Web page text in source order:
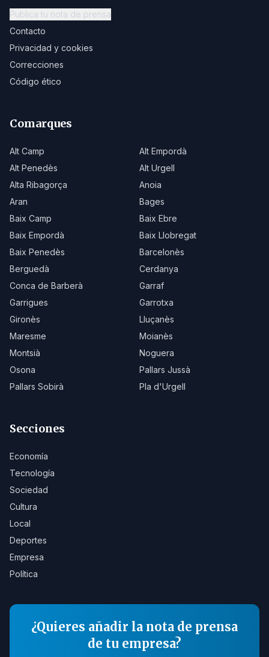
Publica tu nota de prensa
Contacto
Privacidad y cookies
Correcciones
Código ético
Comarques
Alt Camp
Alt Empordà
Alt Penedès
Alt Urgell
Alta Ribagorça
Anoia
Aran
Bages
Baix Camp
Baix Ebre
Baix Empordà
Baix Llobregat
Baix Penedès
Barcelonès
Berguedà
Cerdanya
Conca de Barberà
Garraf
Garrigues
Garrotxa
Gironès
Lluçanès
Maresme
Moianès
Montsià
Noguera
Osona
Pallars Jussà
Pallars Sobirà
Pla d'Urgell
Secciones
Economía
Tecnología
Sociedad
Cultura
Local
Deportes
Empresa
Política
¿Quieres añadir la nota de prensa
de tu empresa?